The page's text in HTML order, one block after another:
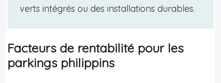
verts intégrés ou des installations durables.
Facteurs de rentabilité pour les
parkings philippins